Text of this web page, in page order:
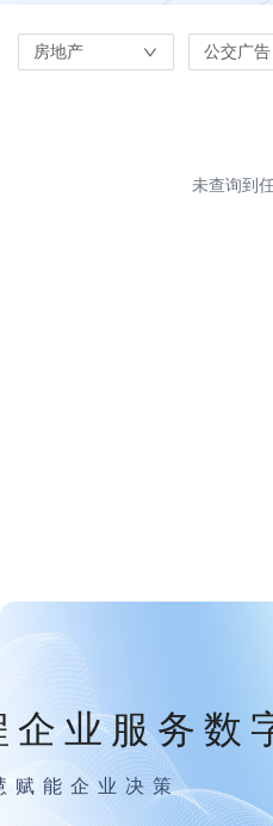
房地产 公交广告
未查询到
企业服务
赋能企业决策